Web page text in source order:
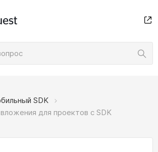
SDK
для проектов с SDK